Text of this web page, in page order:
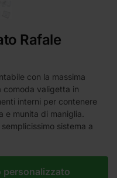
Rafale
con la massima
comoda valigetta in
interni per contenere
munita di maniglia.
sistema a
personalizzato